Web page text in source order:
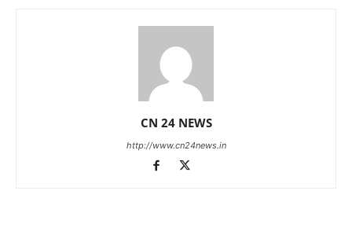
CN 24 NEWS
http://www.cn24news.in